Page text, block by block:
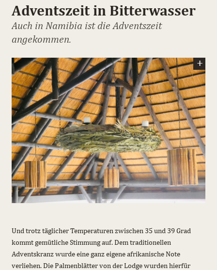
Adventszeit in Bitterwasser
Auch in Namibia ist die Adventszeit
angekommen.
Und trotz täglicher Temperaturen zwischen 35 und 39 Grad
kommt gemütliche Stimmung auf. Dem traditionellen
Adventskranz wurde eine ganz eigene afrikanische Note
verliehen. Die Palmenblätter von der Lodge wurden hierfür